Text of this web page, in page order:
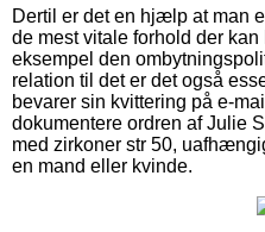
Dertil er det en hjælp at man
de mest vitale forhold der
eksempel den
relation til det er det også
bevarer sin kvittering på e-
dokumentere ordren af Julie
med zirkoner str 50,
en mand eller kvinde.